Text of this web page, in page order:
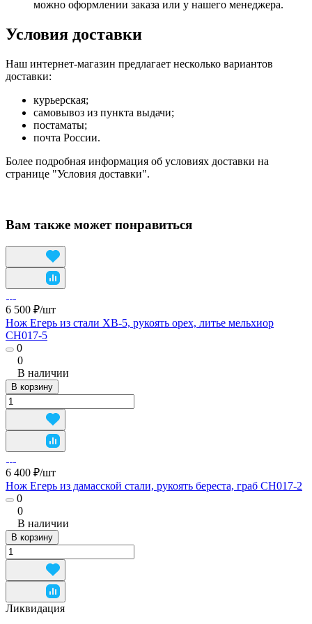
можно оформлении заказа или у нашего менеджера.
Условия доставки
Наш интернет-магазин предлагает несколько вариантов
доставки:
курьерская;
самовывоз из пункта выдачи;
постаматы;
почта России.
Более подробная информация об условиях доставки на
странице "Условия доставки".
Вам также может понравиться
6 500 ₽/шт
Нож Егерь из стали ХВ-5, рукоять орех, литье мельхиор
CH017-5
0
0
В наличии
В корзину
6 400 ₽/шт
Нож Егерь из дамасской стали, рукоять береста, граб CH017-2
0
0
В наличии
В корзину
Ликвидация